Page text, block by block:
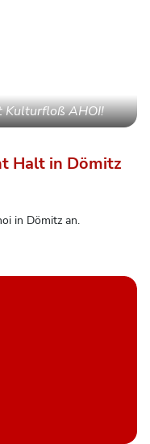
Kulturfloß AHOI!
Halt in Dömitz
in Dömitz an.